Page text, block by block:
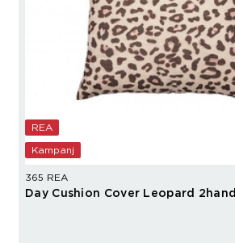
REA
Kampanj
365 REA
Day Cushion Cover Leopard 2hand